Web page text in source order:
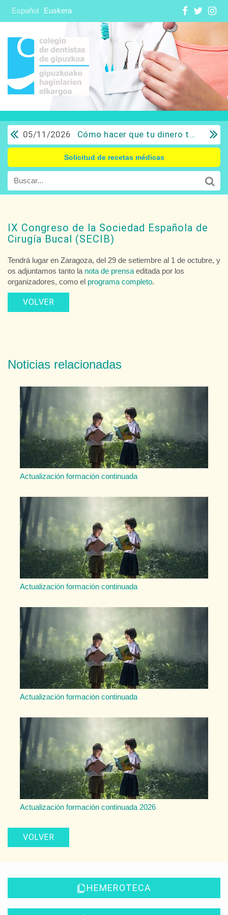
Español Euskera
05/11/2026 Cómo hacer que tu dinero trabaje para ti: Del ahorro a la inversión con sentido común.
Solicitud de recetas médicas
IX Congreso de la Sociedad Española de
Cirugía Bucal (SECIB)
Tendrá lugar en Zaragoza, del 29 de setiembre al 1 de octubre, y
os adjuntamos tanto la nota de prensa editada por los
organizadores, como el programa completo.
VOLVER
Noticias relacionadas
Actualización formación continuada
Actualización formación continuada
Actualización formación continuada
Actualización formación continuada 2026
VOLVER
HEMEROTECA